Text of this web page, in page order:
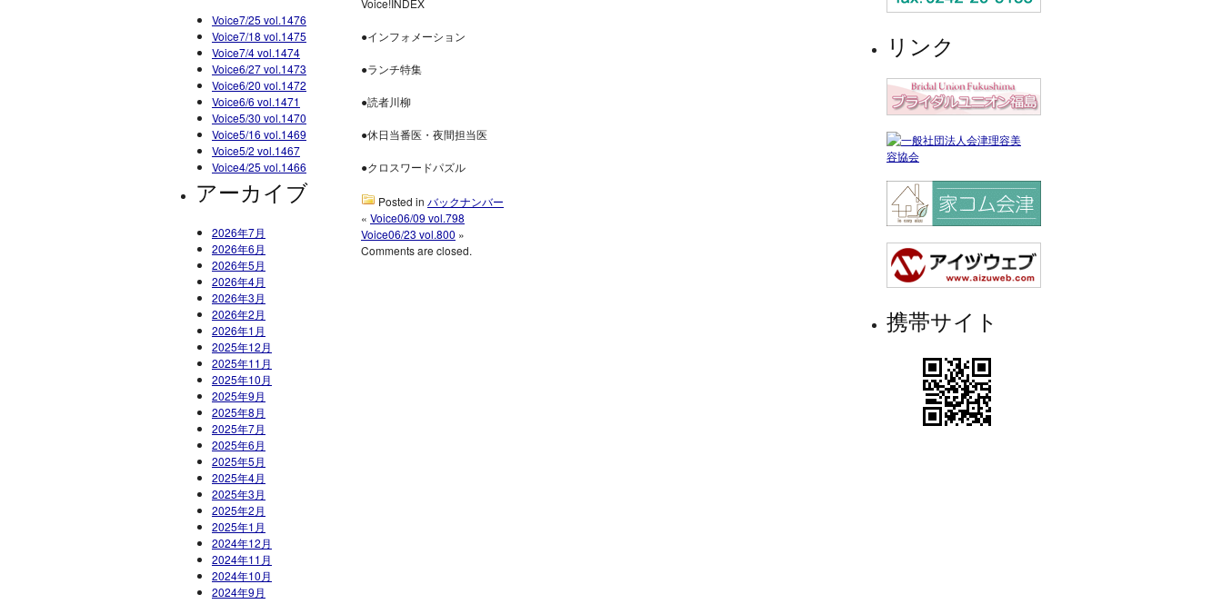
Voice7/25 vol.1476
Voice7/18 vol.1475
Voice7/4 vol.1474
Voice6/27 vol.1473
Voice6/20 vol.1472
Voice6/6 vol.1471
Voice5/30 vol.1470
Voice5/16 vol.1469
Voice5/2 vol.1467
Voice4/25 vol.1466
アーカイブ
2026年7月
2026年6月
2026年5月
2026年4月
2026年3月
2026年2月
2026年1月
2025年12月
2025年11月
2025年10月
2025年9月
2025年8月
2025年7月
2025年6月
2025年5月
2025年4月
2025年3月
2025年2月
2025年1月
2024年12月
2024年11月
2024年10月
2024年9月
Voice!INDEX
●インフォメーション
●ランチ特集
●読者川柳
●休日当番医・夜間担当医
●クロスワードパズル
Posted in バックナンバー
« Voice06/09 vol.798
Voice06/23 vol.800 »
Comments are closed.
リンク
携帯サイト